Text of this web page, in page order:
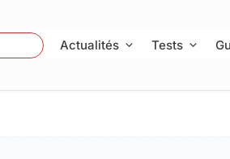
Actualités Tests